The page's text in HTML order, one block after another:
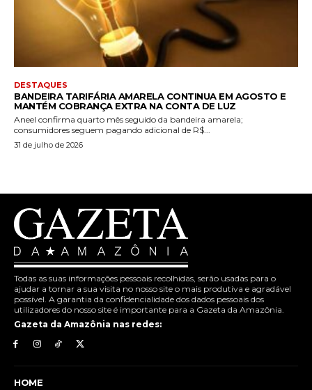
DESTAQUES
BANDEIRA TARIFÁRIA AMARELA CONTINUA EM AGOSTO E
MANTÉM COBRANÇA EXTRA NA CONTA DE LUZ
Aneel confirma quarto mês seguido da bandeira amarela;
consumidores seguem pagando adicional de R$...
31 de julho de 2026
Todas as suas informações pessoais recolhidas, serão usadas para o
ajudar a tornar a sua visita no nosso site o mais produtiva e agradável
possível. A garantia da confidencialidade dos dados pessoais dos
utilizadores do nosso site é importante para a Gazeta da Amazônia.
Gazeta da Amazônia nas redes:
HOME